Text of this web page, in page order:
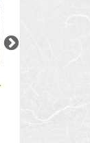
都営大江戸線
『東中野駅』徒歩
間取り：1LDK〜2LDK